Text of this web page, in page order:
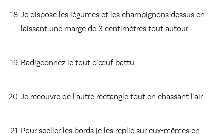
Je dispose les légumes et les champignons dessus en
laissant une marge de 3 centimètres tout autour.
Badigeonnez le tout d’œuf battu.
Je recouvre de l’autre rectangle tout en chassant l’air.
Pour sceller les bords je les replie sur eux-mêmes en